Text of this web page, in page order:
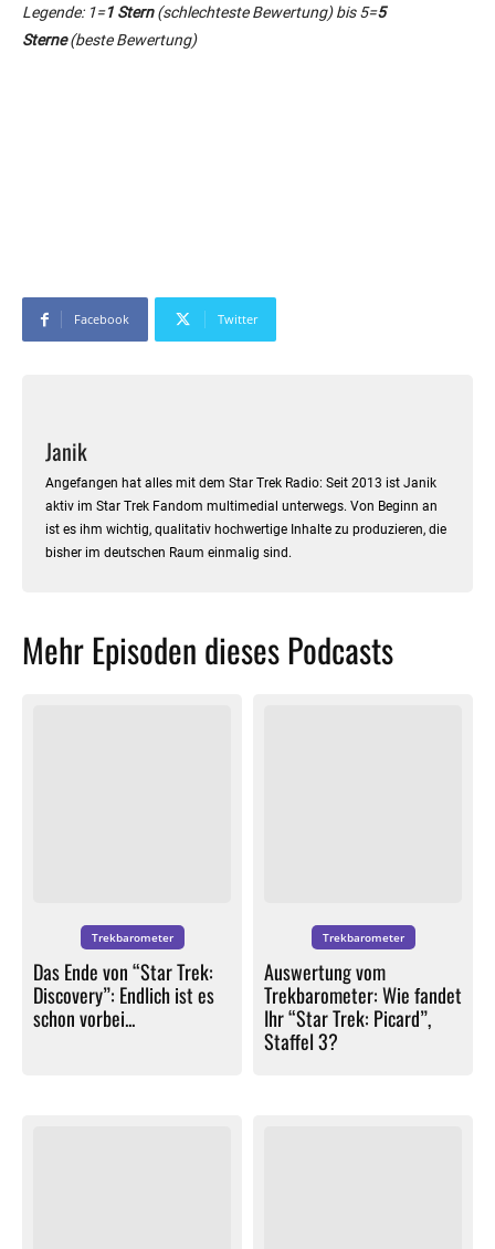
Legende: 1=1 Stern(schlechteste Bewertung) bis 5=5
Sterne(beste Bewertung)
Facebook Twitter
Janik
Angefangen hat alles mit dem Star Trek Radio: Seit 2013 ist Janik
aktiv im Star Trek Fandom multimedial unterwegs. Von Beginn an
ist es ihm wichtig, qualitativ hochwertige Inhalte zu produzieren, die
bisher im deutschen Raum einmalig sind.
Mehr Episoden dieses Podcasts
Trekbarometer
Das Ende von “Star Trek:
Discovery”: Endlich ist es
schon vorbei...
Trekbarometer
Auswertung vom
Trekbarometer: Wie fandet
Ihr “Star Trek: Picard”,
Staffel 3?